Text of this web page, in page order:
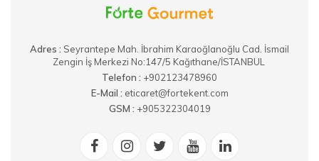
Adres : ​Seyrantepe Mah. İbrahim Karaoğlanoğlu Cad. İsmail
Zengin İş Merkezi No:147/5 Kağıthane/İSTANBUL
Telefon : +902123478960
E-Mail : eticaret@fortekent.com
GSM : +905322304019